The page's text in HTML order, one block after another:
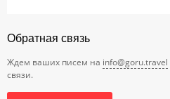
Обратная связь
Ждем ваших писем на info@goru.travel
связи.